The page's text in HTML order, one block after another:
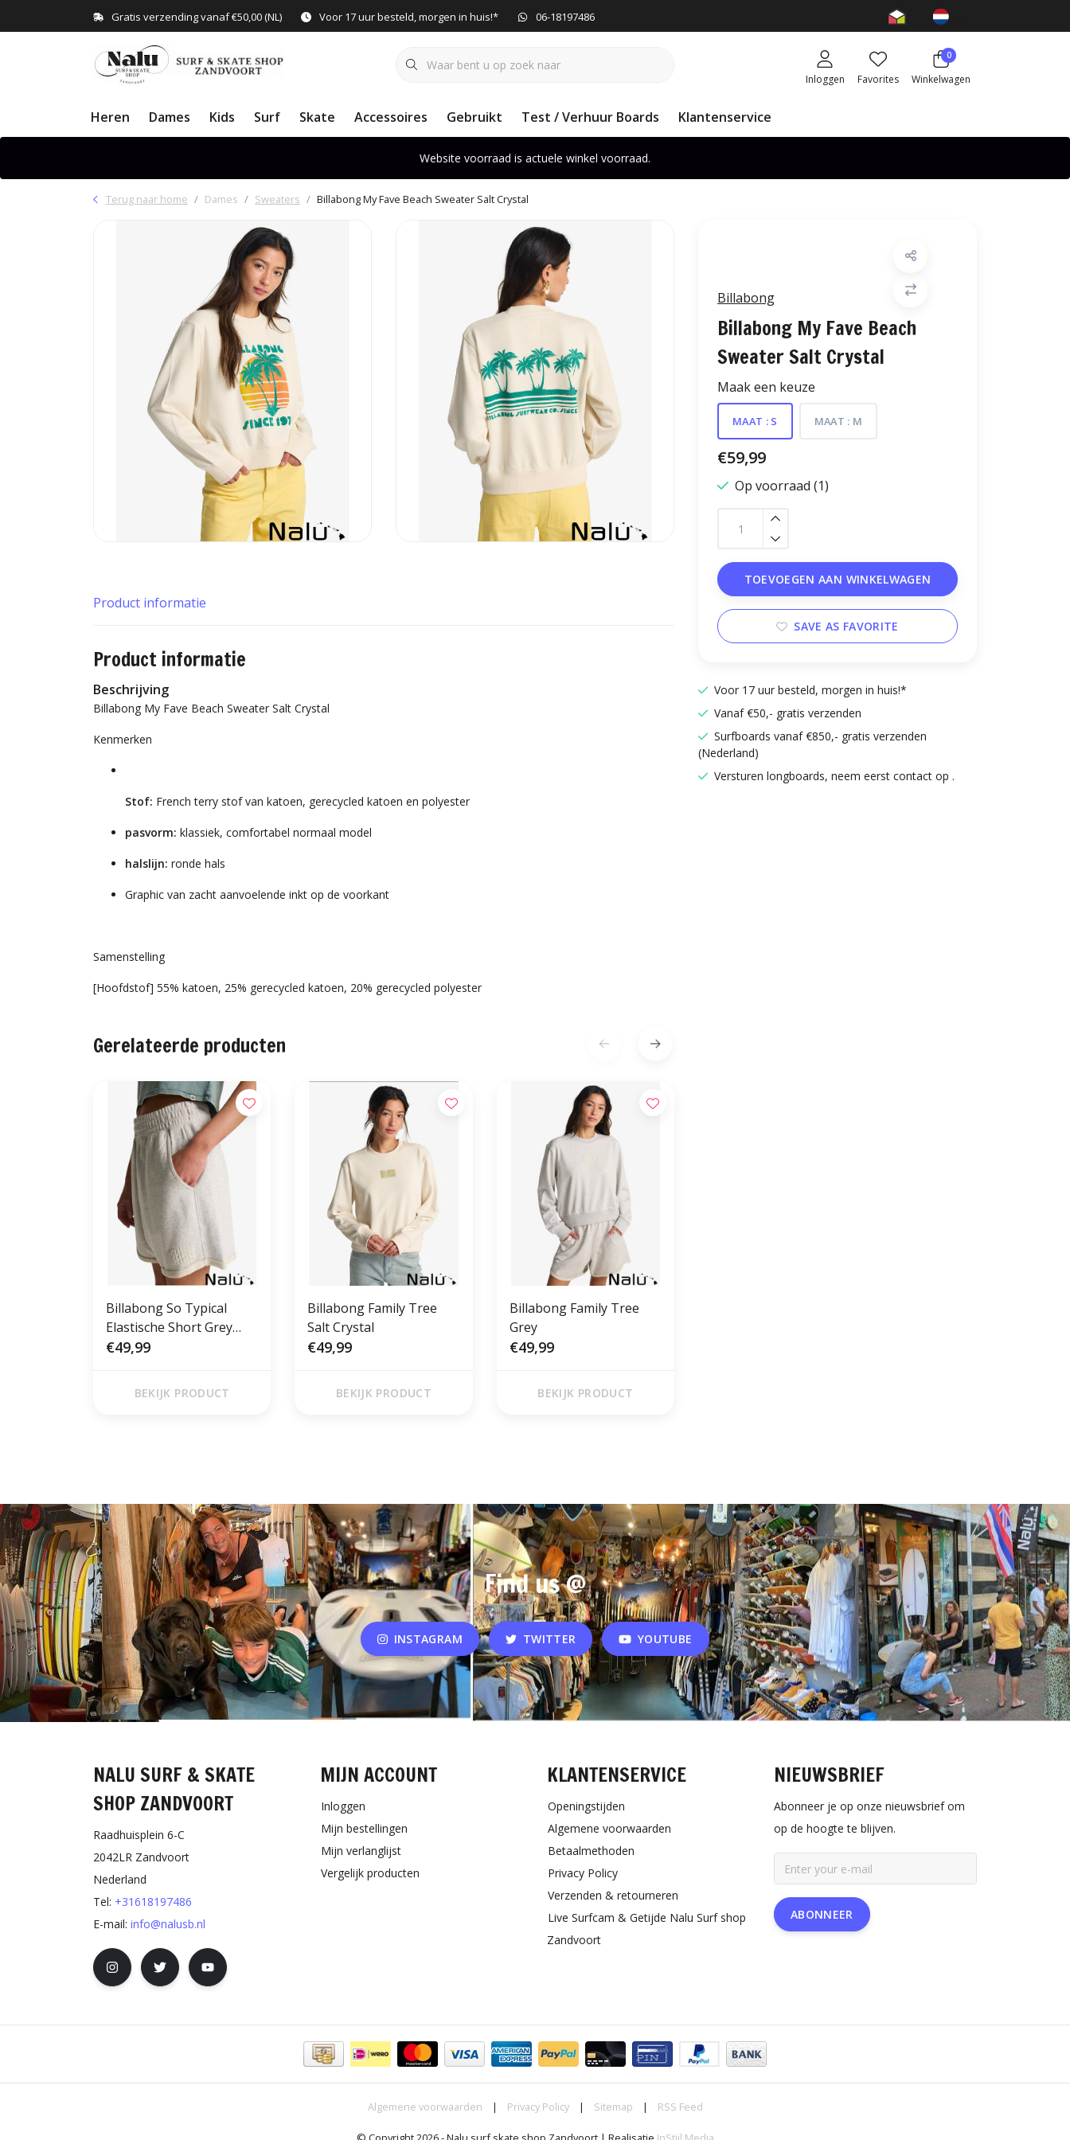
Gratis verzending vanaf €50,00 (NL) Voor 17 uur besteld, morgen in huis!* 06-18197486
Inloggen Favorites
0
Winkelwagen
Heren Dames Kids Surf Skate Accessoires Gebruikt Test / Verhuur Boards Klantenservice
Website voorraad is actuele winkel voorraad.
Terug naar home Dames Sweaters Billabong My Fave Beach Sweater Salt Crystal
Billabong
Billabong My Fave Beach
Sweater Salt Crystal
Maak een keuze
MAAT : S MAAT : M
€59,99
Op voorraad (1)
TOEVOEGEN AAN WINKELWAGEN
SAVE AS FAVORITE
Voor 17 uur besteld, morgen in huis!*
Vanaf €50,- gratis verzenden
Surfboards vanaf €850,- gratis verzenden
(Nederland)
Versturen longboards, neem eerst contact op .
Product informatie
Product informatie
Beschrijving
Billabong My Fave Beach Sweater Salt Crystal
Kenmerken
Stof: French terry stof van katoen, gerecycled katoen en polyester
pasvorm: klassiek, comfortabel normaal model
halslijn: ronde hals
Graphic van zacht aanvoelende inkt op de voorkant
Samenstelling
[Hoofdstof] 55% katoen, 25% gerecycled katoen, 20% gerecycled polyester
Gerelateerde producten
Billabong So Typical
Elastische Short Grey
Heather
€49,99
BEKIJK PRODUCT
Billabong Family Tree
Salt Crystal
€49,99
BEKIJK PRODUCT
Billabong Family Tree
Grey
€49,99
BEKIJK PRODUCT
Find us @
INSTAGRAM TWITTER YOUTUBE
NALU SURF & SKATE
SHOP ZANDVOORT
Raadhuisplein 6-C
2042LR Zandvoort
Nederland
Tel: +31618197486
E-mail: info@nalusb.nl
MIJN ACCOUNT
Inloggen
Mijn bestellingen
Mijn verlanglijst
Vergelijk producten
KLANTENSERVICE
Openingstijden
Algemene voorwaarden
Betaalmethoden
Privacy Policy
Verzenden & retourneren
Live Surfcam & Getijde Nalu Surf shop
Zandvoort
NIEUWSBRIEF
Abonneer je op onze nieuwsbrief om
op de hoogte te blijven.
ABONNEER
Algemene voorwaarden | Privacy Policy | Sitemap | RSS Feed